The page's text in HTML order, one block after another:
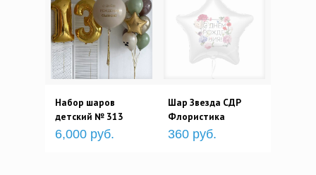
Набор шаров
детский № 313
6,000 руб.
Шар Звезда СДР
Флористика
360 руб.